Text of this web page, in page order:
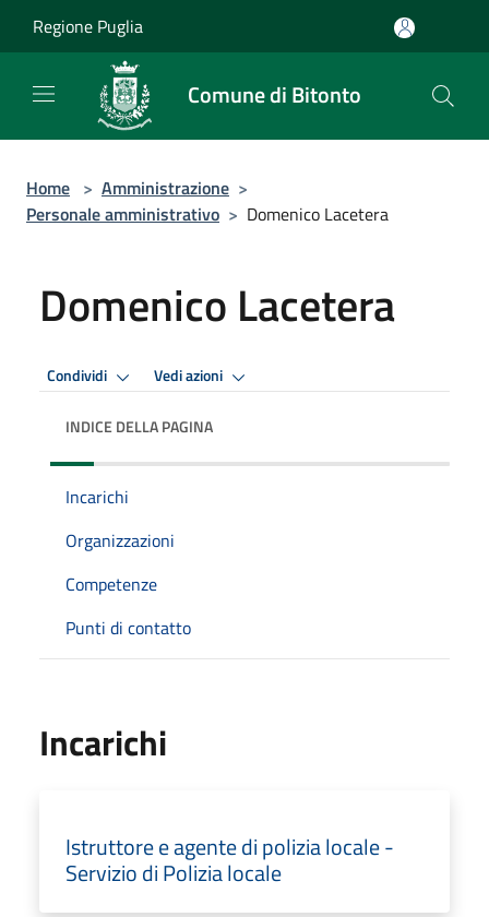
Regione Puglia
Comune di Bitonto
Home > Amministrazione >
Personale amministrativo > Domenico Lacetera
Domenico Lacetera
Condividi Vedi azioni
INDICE DELLA PAGINA
Incarichi
Organizzazioni
Competenze
Punti di contatto
Incarichi
Istruttore e agente di polizia locale -
Servizio di Polizia locale